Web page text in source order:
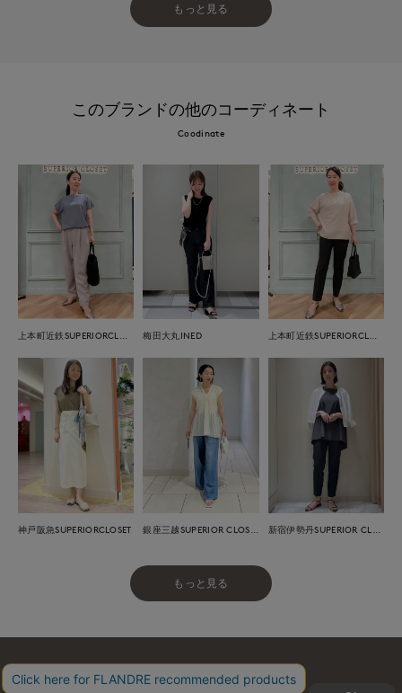
もっと見る
このブランドの他のコーディネート
Coodinate
梅田大丸INED
神戸阪急SUPERIORCLOSET
もっと見る